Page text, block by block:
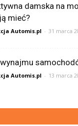
damska na
mieć?
Automis.pl - 31 marca
Automis.pl - 13 marca